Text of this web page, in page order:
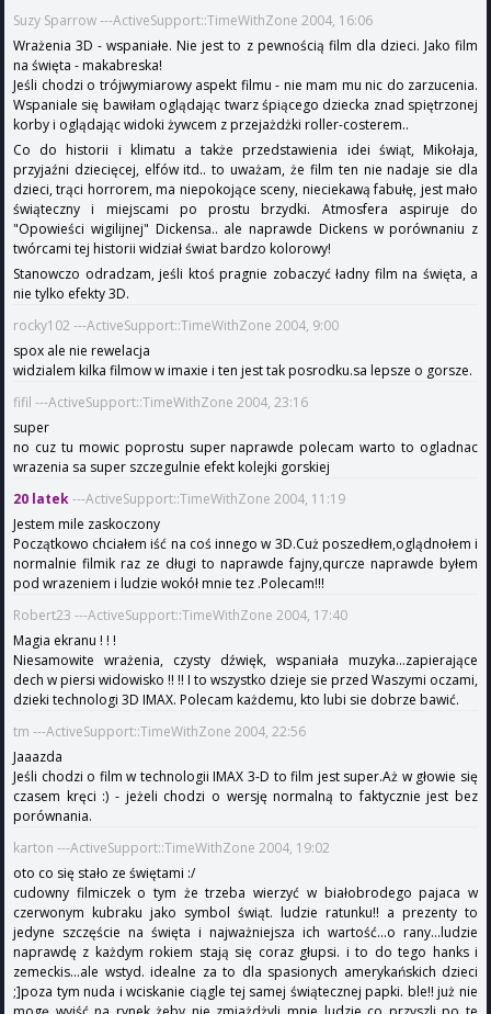
Suzy Sparrow ---ActiveSupport::TimeWithZone 2004, 16:06
Wrażenia 3D - wspaniałe. Nie jest to z pewnością film dla dzieci. Jako film
na święta - makabreska!
Jeśli chodzi o trójwymiarowy aspekt filmu - nie mam mu nic do zarzucenia.
Wspaniale się bawiłam oglądając twarz śpiącego dziecka znad spiętrzonej
korby i oglądając widoki żywcem z przejażdżki roller-costerem..
Co do historii i klimatu a także przedstawienia idei świąt, Mikołaja,
przyjaźni dziecięcej, elfów itd.. to uważam, że film ten nie nadaje sie dla
dzieci, trąci horrorem, ma niepokojące sceny, nieciekawą fabułę, jest mało
świąteczny i miejscami po prostu brzydki. Atmosfera aspiruje do
"Opowieści wigilijnej" Dickensa.. ale naprawde Dickens w porównaniu z
twórcami tej historii widział świat bardzo kolorowy!
Stanowczo odradzam, jeśli ktoś pragnie zobaczyć ładny film na święta, a
nie tylko efekty 3D.
rocky102 ---ActiveSupport::TimeWithZone 2004, 9:00
spox ale nie rewelacja
widzialem kilka filmow w imaxie i ten jest tak posrodku.sa lepsze o gorsze.
fifil ---ActiveSupport::TimeWithZone 2004, 23:16
super
no cuz tu mowic poprostu super naprawde polecam warto to ogladnac
wrazenia sa super szczegulnie efekt kolejki gorskiej
20 latek---ActiveSupport::TimeWithZone 2004, 11:19
Jestem mile zaskoczony
Początkowo chciałem iść na coś innego w 3D.Cuż poszedłem,oglądnołem i
normalnie filmik raz ze długi to naprawde fajny,qurcze naprawde byłem
pod wrazeniem i ludzie wokół mnie tez .Polecam!!!
Robert23 ---ActiveSupport::TimeWithZone 2004, 17:40
Magia ekranu ! ! !
Niesamowite wrażenia, czysty dźwięk, wspaniała muzyka...zapierające
dech w piersi widowisko !! !! I to wszystko dzieje sie przed Waszymi oczami,
dzieki technologi 3D IMAX. Polecam każdemu, kto lubi sie dobrze bawić.
tm ---ActiveSupport::TimeWithZone 2004, 22:56
Jaaazda
Jeśli chodzi o film w technologii IMAX 3-D to film jest super.Aż w głowie się
czasem kręci :) - jeżeli chodzi o wersję normalną to faktycznie jest bez
porównania.
karton ---ActiveSupport::TimeWithZone 2004, 19:02
oto co się stało ze świętami :/
cudowny filmiczek o tym że trzeba wierzyć w białobrodego pajaca w
czerwonym kubraku jako symbol świąt. ludzie ratunku!! a prezenty to
jedyne szczęście na święta i najważniejsza ich wartość...o rany...ludzie
naprawdę z każdym rokiem stają się coraz głupsi. i to do tego hanks i
zemeckis...ale wstyd. idealne za to dla spasionych amerykańskich dzieci
;]poza tym nuda i wciskanie ciągle tej samej świątecznej papki. ble!! już nie